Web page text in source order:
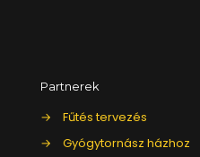
Partnerek
→
Fűtés tervezés
→
Gyógytornász házhoz